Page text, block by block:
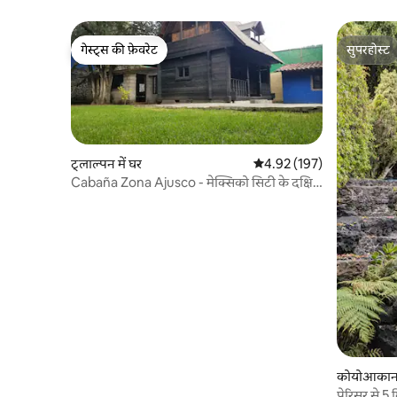
गेस्ट्स की फ़ेवरेट
गेस्ट्स की फ़ेवरेट
ट्लाल्पन में घर औसत रेटिंग 5 में से 4.92, 197
4.92 (197)
Cabaña Zona Ajusco - मेक्सिको सिटी के दक्षिण
सुपरहोस्ट
सुपरहोस्ट